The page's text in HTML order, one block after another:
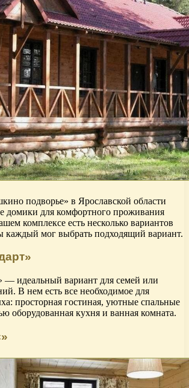
подворье» в Ярославской области
домики для комфортного проживания
комплексе есть несколько вариантов
каждый мог выбрать подходящий вариант.
— идеальный вариант для семей или
В нем есть все необходимое для
просторная гостиная, уютные спальные
оборудованная кухня и ванная комната.